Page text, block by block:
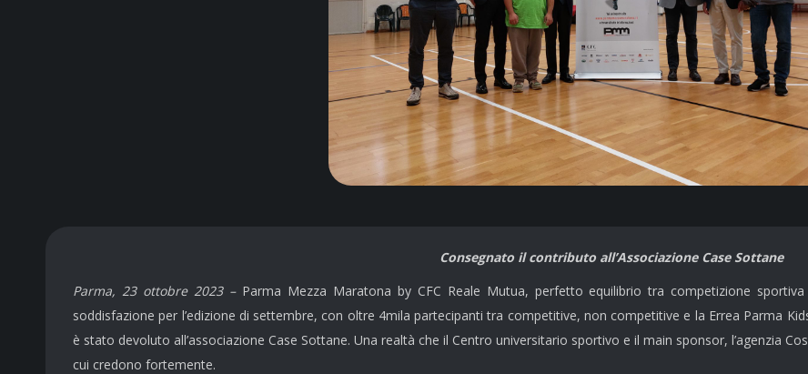
Consegnato il contributo all’Associazione Case Sottane
Parma, 23 ottobre 2023 –Parma Mezza Maratona by CFC Reale Mutua, perfetto equilibrio tra competizione
soddisfazione per l’edizione di settembre, con oltre 4mila partecipanti tra competitive, non competitive e la Errea Parma
è stato devoluto all’associazione Case Sottane. Una realtà che il Centro universitario sportivo e il main sponsor, l’agenzia
cui credono fortemente.